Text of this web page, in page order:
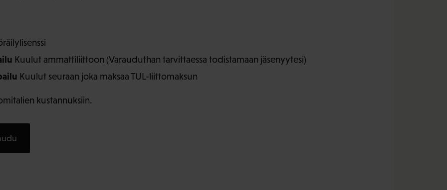
Kuulut ammattiliittoon (Varauduthan tarvittaessa todistamaan jäsenyytesi)
Kuulut seuraan joka maksaa TUL-liittomaksun
kustannuksiin.